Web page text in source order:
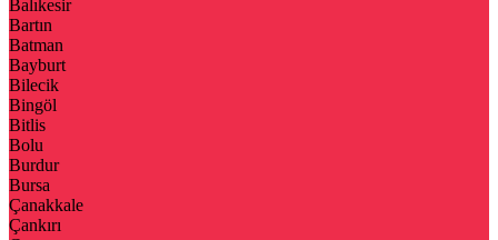
Balıkesir
Bartın
Batman
Bayburt
Bilecik
Bingöl
Bitlis
Bolu
Burdur
Bursa
Çanakkale
Çankırı